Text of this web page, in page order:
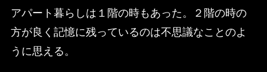
アパート暮らしは１階の時もあった。２階の時の
方が良く記憶に残っているのは不思議なことのよ
うに思える。